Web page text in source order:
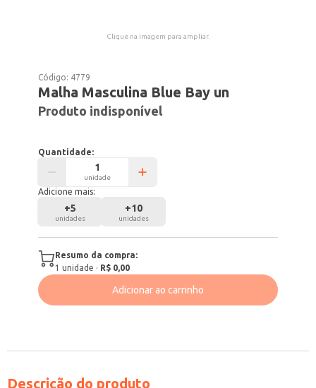
Clique na imagem para ampliar.
Código: 4779
Malha Masculina Blue Bay un
Produto indisponível
Quantidade:
unidade
Adicione mais:
+5
unidades
+10
unidades
Resumo da compra:
1 unidade · R$ 0,00
Adicionar ao carrinho
Descrição do produto